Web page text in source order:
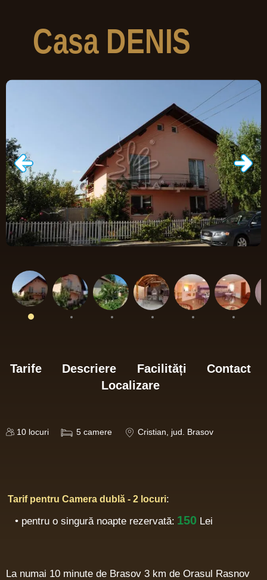
Casa DENIS
Tarife Descriere Facilități
Contact
Localizare
10 locuri 5 camere Cristian, jud. Brasov
Tarif pentru Camera dublă - 2 locuri:
• pentru o singură noapte rezervată: 150 Lei
La numai 10 minute de Brasov 3 km de Orasul Rasnov